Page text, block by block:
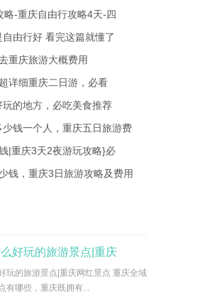
略-重庆自由行攻略4天-四
由行好 看完这篇就懂了
重庆旅游大概费用
详细重庆二日游，必看
的地方，必吃美食推荐
钱一个人，重庆五日旅游费
|重庆3天2夜游玩攻略}必
钱，重庆3日旅游攻略及费用
好玩的旅游景点|重庆
玩的旅游景点|重庆网红景点 重庆全域
有哪些，重庆既拥有...